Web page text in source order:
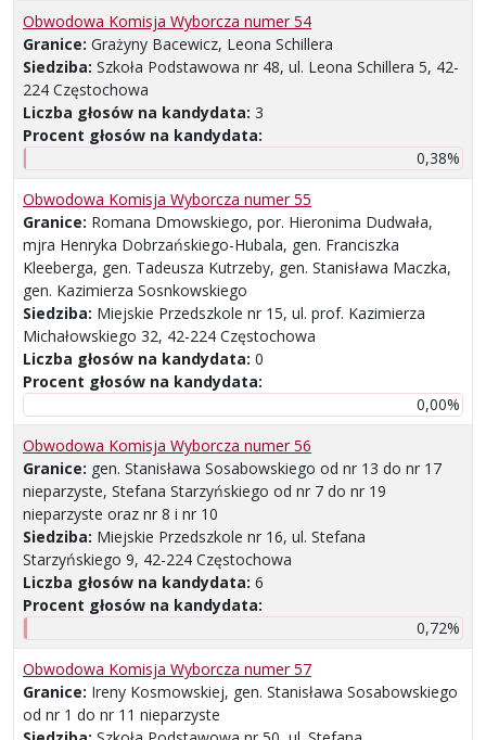
Obwodowa Komisja Wyborcza numer 54
Granice: Grażyny Bacewicz, Leona Schillera
Siedziba: Szkoła Podstawowa nr 48, ul. Leona Schillera 5, 42-
224 Częstochowa
Liczba głosów na kandydata: 3
Procent głosów na kandydata:
0,38%
Obwodowa Komisja Wyborcza numer 55
Granice: Romana Dmowskiego, por. Hieronima Dudwała,
mjra Henryka Dobrzańskiego-Hubala, gen. Franciszka
Kleeberga, gen. Tadeusza Kutrzeby, gen. Stanisława Maczka,
gen. Kazimierza Sosnkowskiego
Siedziba: Miejskie Przedszkole nr 15, ul. prof. Kazimierza
Michałowskiego 32, 42-224 Częstochowa
Liczba głosów na kandydata: 0
Procent głosów na kandydata:
0,00%
Obwodowa Komisja Wyborcza numer 56
Granice: gen. Stanisława Sosabowskiego od nr 13 do nr 17
nieparzyste, Stefana Starzyńskiego od nr 7 do nr 19
nieparzyste oraz nr 8 i nr 10
Siedziba: Miejskie Przedszkole nr 16, ul. Stefana
Starzyńskiego 9, 42-224 Częstochowa
Liczba głosów na kandydata: 6
Procent głosów na kandydata:
0,72%
Obwodowa Komisja Wyborcza numer 57
Granice: Ireny Kosmowskiej, gen. Stanisława Sosabowskiego
od nr 1 do nr 11 nieparzyste